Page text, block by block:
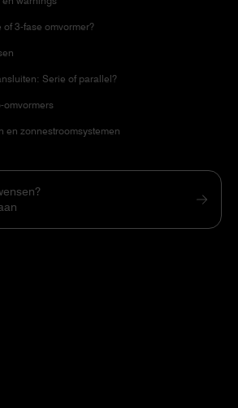
3-fase omvormer?
Serie of parallel?
omvormers
en zonnestroomsystemen